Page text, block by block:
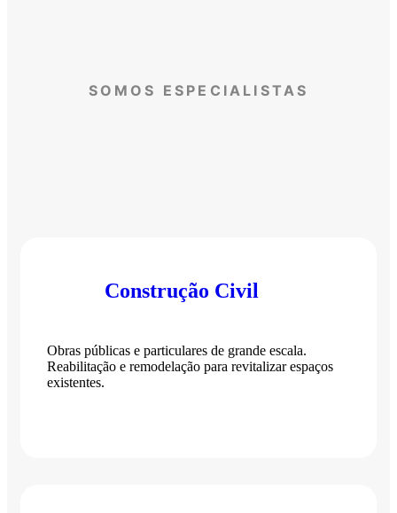
SOMOS ESPECIALISTAS
Construção Civil
Obras públicas e particulares de grande escala.
Reabilitação e remodelação para revitalizar espaços
existentes.